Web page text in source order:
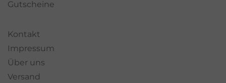
Gutscheine
Kontakt
Impressum
Über uns
Versand